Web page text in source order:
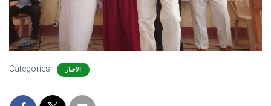
Categories: الاخبار